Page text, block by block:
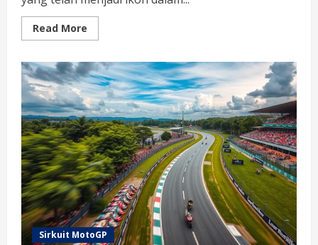
Read More
more
Lengkap
MotoGP
Silverstone
Track
Sirkuit MotoGP